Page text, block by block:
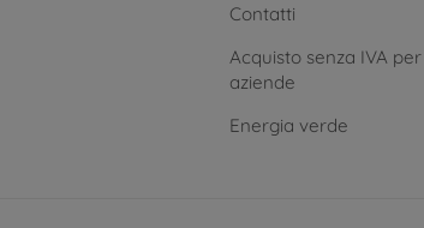
Contatti
Acquisto senza IVA per
aziende
Energia verde